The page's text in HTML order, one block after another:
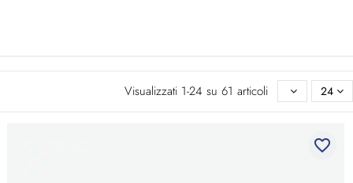
Visualizzati 1-24 su 61 articoli 24
favorite_border